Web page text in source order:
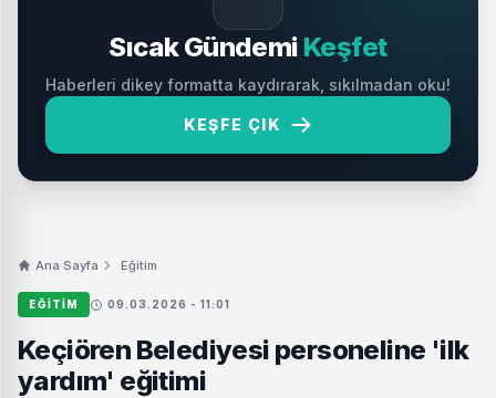
Sıcak Gündemi Keşfet
Haberleri dikey formatta kaydırarak, sıkılmadan oku!
KEŞFE ÇIK
Ana Sayfa Eğitim
EĞITIM 09.03.2026 - 11:01
Keçiören Belediyesi personeline 'ilk
yardım' eğitimi